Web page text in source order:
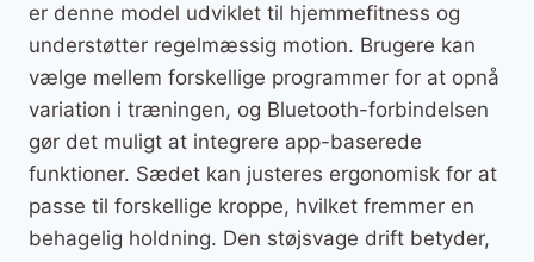
er denne model udviklet til hjemmefitness og
understøtter regelmæssig motion. Brugere kan
vælge mellem forskellige programmer for at opnå
variation i træningen, og Bluetooth-forbindelsen
gør det muligt at integrere app-baserede
funktioner. Sædet kan justeres ergonomisk for at
passe til forskellige kroppe, hvilket fremmer en
behagelig holdning. Den støjsvage drift betyder,